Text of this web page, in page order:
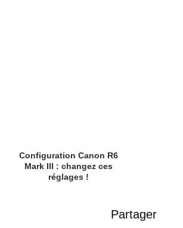
Configuration Canon R6
Mark III : changez ces
réglages !
Partager